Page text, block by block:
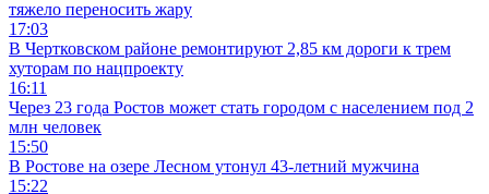
тяжело переносить жару
17:03
В Чертковском районе ремонтируют 2,85 км дороги к трем
хуторам по нацпроекту
16:11
Через 23 года Ростов может стать городом с населением под 2
млн человек
15:50
В Ростове на озере Лесном утонул 43-летний мужчина
15:22